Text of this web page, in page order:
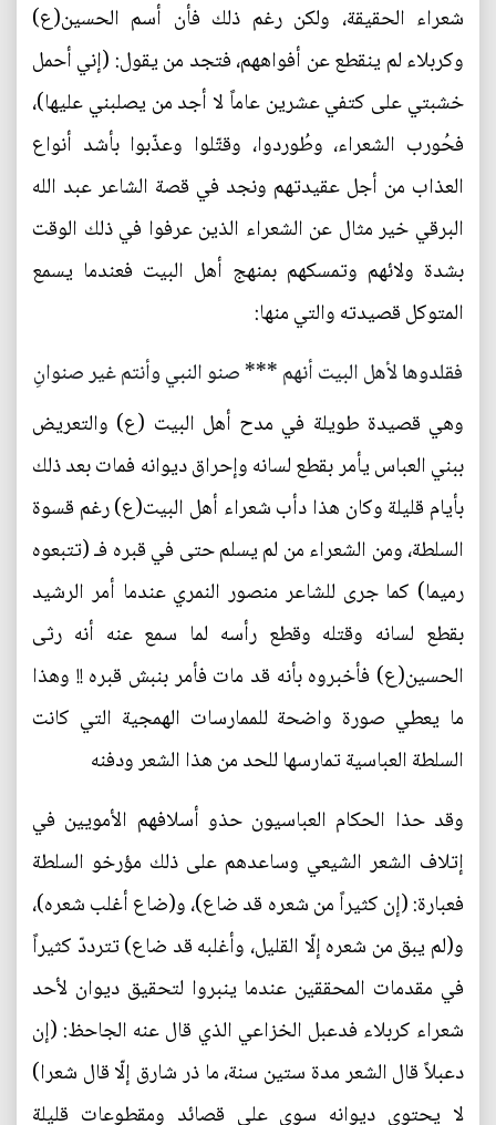
شعراء الحقيقة، ولكن رغم ذلك فأن أسم الحسين(ع)
وكربلاء لم ينقطع عن أفواههم، فتجد من يقول: (إني أحمل
خشبتي على كتفي عشرين عاماً لا أجد من يصلبني عليها)،
فحُورب الشعراء، وطُوردوا، وقتّلوا وعذّبوا بأشد أنواع
العذاب من أجل عقيدتهم ونجد في قصة الشاعر عبد الله
البرقي خير مثال عن الشعراء الذين عرفوا في ذلك الوقت
بشدة ولائهم وتمسكهم بمنهج أهل البيت فعندما يسمع
المتوكل قصيدته والتي منها:
فقلدوها لأهل البيت أنهم *** صنو النبي وأنتم غير صنوانِ
وهي قصيدة طويلة في مدح أهل البيت (ع) والتعريض
ببني العباس يأمر بقطع لسانه وإحراق ديوانه فمات بعد ذلك
بأيام قليلة وكان هذا دأب شعراء أهل البيت(ع) رغم قسوة
السلطة، ومن الشعراء من لم يسلم حتى في قبره فـ (تتبعوه
رميما) كما جرى للشاعر منصور النمري عندما أمر الرشيد
بقطع لسانه وقتله وقطع رأسه لما سمع عنه أنه رثى
الحسين(ع) فأخبروه بأنه قد مات فأمر بنبش قبره !! وهذا
ما يعطي صورة واضحة للممارسات الهمجية التي كانت
السلطة العباسية تمارسها للحد من هذا الشعر ودفنه
وقد حذا الحكام العباسيون حذو أسلافهم الأمويين في
إتلاف الشعر الشيعي وساعدهم على ذلك مؤرخو السلطة
فعبارة: (إن كثيراً من شعره قد ضاع)، و(ضاع أغلب شعره)،
و(لم يبق من شعره إلّا القليل، وأغلبه قد ضاع) تترددّ كثيراً
في مقدمات المحققين عندما ينبروا لتحقيق ديوان لأحد
شعراء كربلاء فدعبل الخزاعي الذي قال عنه الجاحظ: (إن
دعبلاً قال الشعر مدة ستين سنة، ما ذر شارق إلّا قال شعرا)
لا يحتوي ديوانه سوى على قصائد ومقطوعات قليلة